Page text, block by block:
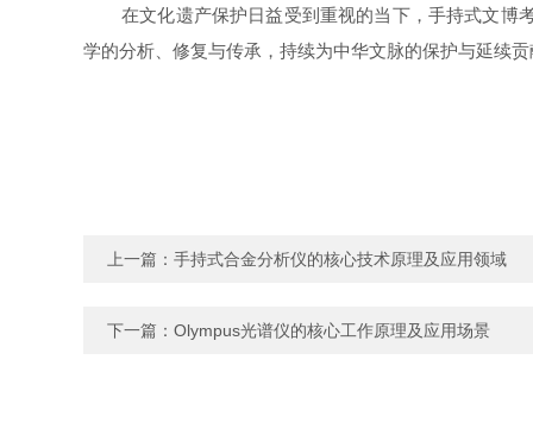
在文化遗产保护日益受到重视的当下，手持式文博
学的分析、修复与传承，持续为中华文脉的保护与延续
上一篇： 手持式合金分析仪的核心技术原理及应用领域
下一篇： Olympus光谱仪的核心工作原理及应用场景